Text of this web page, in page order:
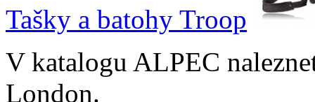
Tašky a batohy Troop
V katalogu ALPEC
London.